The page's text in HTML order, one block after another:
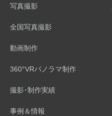
写真撮影
全国写真撮影
動画制作
360°VRパノラマ制作
撮影･制作実績
事例＆情報